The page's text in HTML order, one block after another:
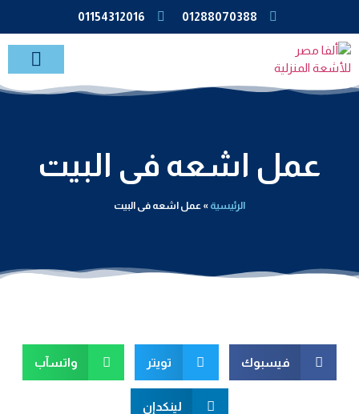
01288070388
01154312016
عمل اشعه فى البيت
الرئيسية » عمل اشعه فى البيت
فيسبوك تويتر واتسآب
لينكدإن